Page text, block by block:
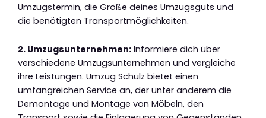
Umzugstermin, die Größe deines Umzugsguts und
die benötigten Transportmöglichkeiten.
2. Umzugsunternehmen: Informiere dich über
verschiedene Umzugsunternehmen und vergleiche
ihre Leistungen. Umzug Schulz bietet einen
umfangreichen Service an, der unter anderem die
Demontage und Montage von Möbeln, den